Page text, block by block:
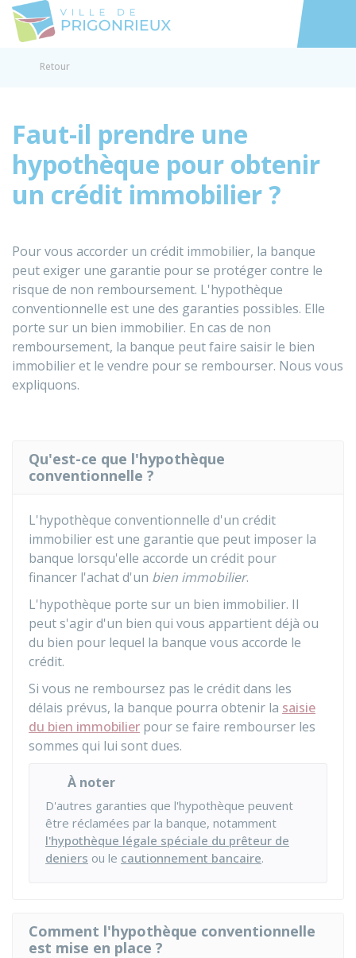
Accéder
Retour
Faut-il prendre une
hypothèque pour obtenir
un crédit immobilier ?
Pour vous accorder un crédit immobilier, la banque
peut exiger une garantie pour se protéger contre le
risque de non remboursement. L'hypothèque
conventionnelle est une des garanties possibles. Elle
porte sur un bien immobilier. En cas de non
remboursement, la banque peut faire saisir le bien
immobilier et le vendre pour se rembourser. Nous vous
expliquons.
Qu'est-ce que l'hypothèque
conventionnelle ?
L'hypothèque conventionnelle d'un crédit
immobilier est une garantie que peut imposer la
banque lorsqu'elle accorde un crédit pour
financer l'achat d'un bien immobilier.
L'hypothèque porte sur un bien immobilier. Il
peut s'agir d'un bien qui vous appartient déjà ou
du bien pour lequel la banque vous accorde le
crédit.
Si vous ne remboursez pas le crédit dans les
délais prévus, la banque pourra obtenir la saisie
du bien immobilier pour se faire rembourser les
sommes qui lui sont dues.
À noter
D'autres garanties que l'hypothèque peuvent
être réclamées par la banque, notamment
l'hypothèque légale spéciale du prêteur de
deniers ou le cautionnement bancaire.
Comment l'hypothèque conventionnelle
est mise en place ?